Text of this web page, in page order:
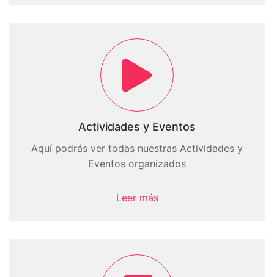
Actividades y Eventos
Aquí podrás ver todas nuestras Actividades y
Eventos organizados
Leer más